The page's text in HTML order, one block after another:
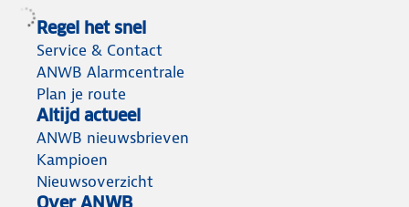
Regel het snel
Service & Contact
ANWB Alarmcentrale
Plan je route
Altijd actueel
ANWB nieuwsbrieven
Kampioen
Nieuwsoverzicht
Over ANWB